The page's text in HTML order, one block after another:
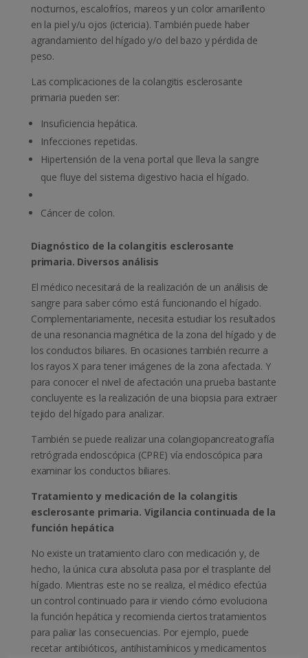
nocturnos, escalofríos, mareos y un color amarillento
en la piel y/u ojos (ictericia). También puede haber
agrandamiento del hígado y/o del bazo y pérdida de
peso.
Las complicaciones de la colangitis esclerosante
primaria pueden ser:
Insuficiencia hepática.
Infecciones repetidas.
Hipertensión de la vena portal que lleva la sangre
que fluye del sistema digestivo hacia el hígado.
Cáncer de colon.
Diagnóstico de la colangitis esclerosante
primaria. Diversos análisis
El médico necesitará de la realización de un análisis de
sangre para saber cómo está funcionando el hígado.
Complementariamente, necesita estudiar los resultados
de una resonancia magnética de la zona del hígado y de
los conductos biliares. En ocasiones también recurre a
los rayos X para tener imágenes de la zona afectada. Y
para conocer el nivel de afectación una prueba bastante
concluyente es la realización de una biopsia para extraer
tejido del hígado para analizar.
También se puede realizar una colangiopancreatografía
retrógrada endoscópica (CPRE) vía endoscópica para
examinar los conductos biliares.
Tratamiento y medicación de la colangitis
esclerosante primaria. Vigilancia continuada de la
función hepática
No existe un tratamiento claro con medicación y, de
hecho, la única cura absoluta pasa por el trasplante del
hígado. Mientras este no se realiza, el médico efectúa
un control continuado para ir viendo cómo evoluciona
la función hepática y recomienda ciertos tratamientos
para paliar las consecuencias. Por ejemplo, puede
recetar antibióticos, antihistamínicos y medicamentos